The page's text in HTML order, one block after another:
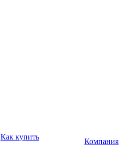
Как купить
Компания